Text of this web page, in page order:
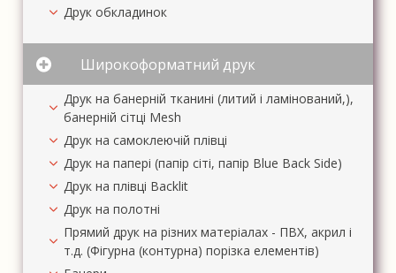
Друк обкладинок
Широкоформатний друк
Друк на банерній тканині (литий і ламінований,),
банерній сітці Mesh
Друк на самоклеючій плівці
Друк на папері (папір сіті, папір Blue Back Side)
Друк на плівці Backlit
Друк на полотні
Прямий друк на різних матеріалах - ПВХ, акрил і
т.д. (Фігурна (контурна) порізка елементів)